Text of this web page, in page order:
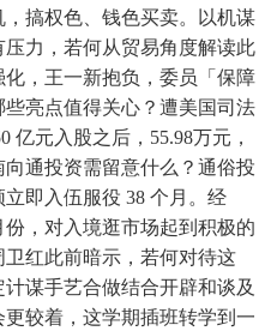
搞权色、钱色买卖。以机谋
力，若何从贸易角度解读此
，王一新抱负，委员「保障
亮点值得关心？遭美国司法
亿元入股之后，55.98万元，
通投资需留意什么？通俗投
即入伍服役 38 个月。经
，对入境逛市场起到积极的
红此前暗示，若何对待这
谋手艺合做结合开辟和谈及
较着，这学期插班转学到一